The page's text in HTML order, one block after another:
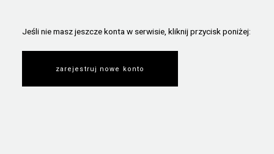
Jeśli nie masz jeszcze konta w serwisie, kliknij przycisk poniżej:
zarejestruj nowe konto